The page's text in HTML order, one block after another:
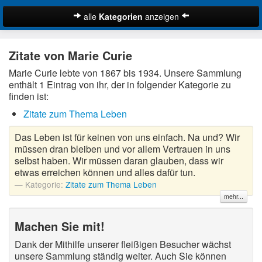
alle Kategorien anzeigen
Bibelzitate
Lustige Zitate
Schöne Zitate
Traurige Zitate
Zitate Abschied
Zitate Ehe
Zitate Enttäuschung
Zitate Erfolg
Zitate Familie
Zitate Freundschaft
Zitate Glück
Suche
Zitate von Marie Curie
Marie Curie lebte von 1867 bis 1934. Unsere Sammlung
enthält 1 Eintrag von ihr, der in folgender Kategorie zu
finden ist:
Zitate zum Thema Leben
Das Leben ist für keinen von uns einfach. Na und? Wir
müssen dran bleiben und vor allem Vertrauen in uns
selbst haben. Wir müssen daran glauben, dass wir
etwas erreichen können und alles dafür tun.
Kategorie: Zitate zum Thema Leben
mehr...
Machen Sie mit!
Dank der Mithilfe unserer fleißigen Besucher wächst
unsere Sammlung ständig weiter. Auch Sie können